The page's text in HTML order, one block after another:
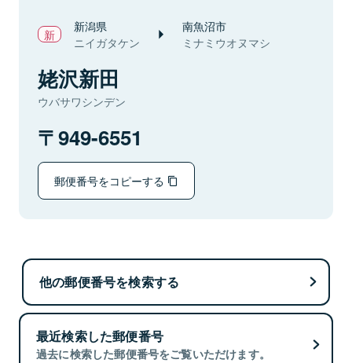
新潟県
ニイガタケン
南魚沼市
ミナミウオヌマシ
姥沢新田
ウバサワシンデン
949-6551
郵便番号をコピーする
他の郵便番号を検索する
最近検索した郵便番号
過去に検索した郵便番号をご覧いただけます。